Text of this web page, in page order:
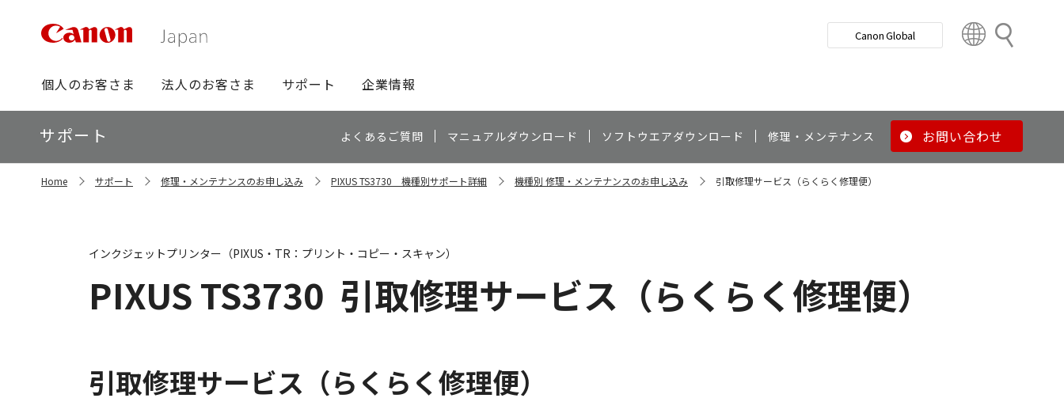
検
グ
ロ
ー
バ
ビ
個人のお客さま 法人のお客さま サポート 企業情報
Canon Global
t
y
ロ
ー
カ
ル
サポート よくあるご質問 マニュアルダウンロード ソフトウエアダウンロード 修理・メンテナンス お問い合わせ
Home サポート 修理・メンテナンスのお申し込み PIXUS TS3730 機種別サポート詳細 機種別 修理・メンテナンスのお申し込み 引取修理サービス（らくらく修理便）
PIXUS TS3730 引取修理サービス（らくらく修理便）
インクジェットプリンター（PIXUS・TR：プリント・コピー・スキャン）
引取修理サービス（らくらく修理便）